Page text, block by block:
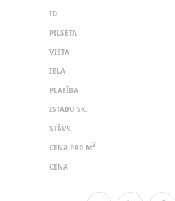
ID
PILSĒTA
VIETA
IELA
PLATĪBA
ISTABU SK.
STĀVS
CENA PAR M2
CENA